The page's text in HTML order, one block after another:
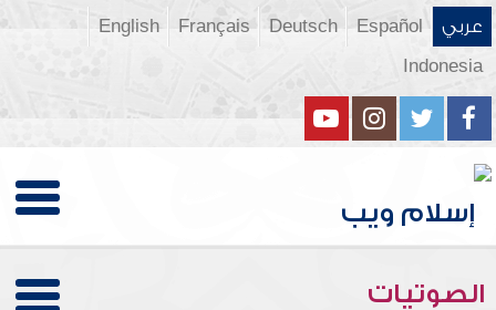
عربي Español
Deutsch
Français
English
Indonesia
الصوتيات